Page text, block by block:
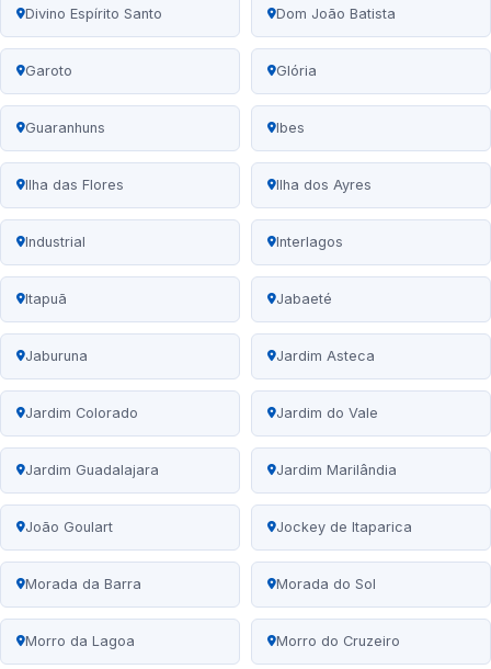
Divino Espírito Santo Dom João Batista
Garoto Glória
Guaranhuns Ibes
Ilha das Flores Ilha dos Ayres
Industrial Interlagos
Itapuã Jabaeté
Jaburuna Jardim Asteca
Jardim Colorado Jardim do Vale
Jardim Guadalajara Jardim Marilândia
João Goulart Jockey de Itaparica
Morada da Barra Morada do Sol
Morro da Lagoa Morro do Cruzeiro